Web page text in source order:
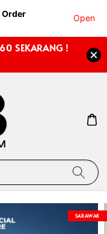
Order Open
60 SEKARANG !
SARAWAK